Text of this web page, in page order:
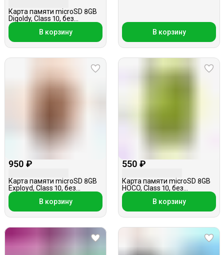
Карта памяти microSD 8GB
Digoldy, Class 10, без
адаптера
В корзину
В корзину
950 ₽
Карта памяти microSD 8GB
Exployd, Class 10, без
адаптера
В корзину
550 ₽
Карта памяти microSD 8GB
HOCO, Class 10, без
адаптера
В корзину